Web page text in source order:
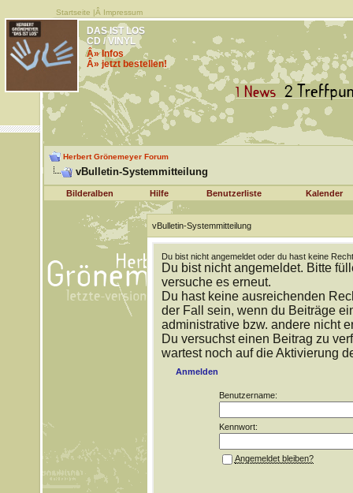
Startseite |Â Impressum
DAS IST LOS
CD / VINYL
Â» Infos
Â» jetzt bestellen!
Herbert Grönemeyer Forum
vBulletin-Systemmitteilung
Bilderalben Hilfe Benutzerliste Kalender
vBulletin-Systemmitteilung
Du bist nicht angemeldet oder du hast keine
Du bist nicht angemeldet. Bitte
versuche es erneut.
Du hast keine ausreichenden
der Fall sein, wenn du Beiträge
administrative bzw. andere nicht
Du versuchst einen Beitrag zu
wartest noch auf die Aktivierung
Anmelden
Benutzername:
Kennwort:
Angemeldet bleiben?